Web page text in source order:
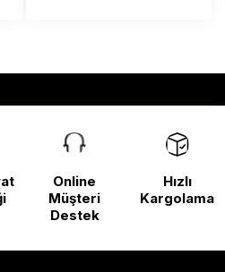
Online
Müşteri
Destek
Hızlı
Kargolama